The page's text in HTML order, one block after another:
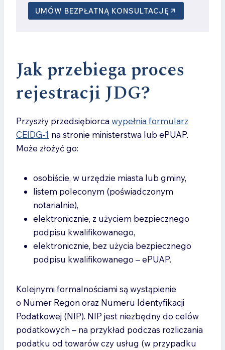
umożliwiając Ci skoncentrowanie się
na rozwoju Twojego biznesu.
i Finansów – Skontaktuj się
z Nami!
Zachęcamy do bezpłatnej konsultacji,
podczas której omówimy indywidualne
potrzeby Twojej firmy. Z Kancelarią
Destrier zyskasz partnera, który zatroszczy
się zarówno o aspekty prawne, jak
UMÓW BEZPŁATNĄ KONSULTACJĘ
Jak przebiega proces
rejestracji JDG?
Przyszły przedsiębiorcawypełnia formularz
CEIDG-1 na stronie ministerstwa lub ePUAP.
Może złożyć go:
osobiście, w urzędzie miasta lub gminy,
listem poleconym (poświadczonym
notarialnie),
elektronicznie, z użyciem bezpiecznego
podpisu kwalifikowanego,
elektronicznie, bez użycia bezpiecznego
podpisu kwalifikowanego – ePUAP.
Kolejnymi formalnościami są wystąpienie
o Numer Regon oraz Numeru Identyfikacji
Podatkowej (NIP). NIP jest niezbędny do celów
podatkowych – na przykład podczas rozliczania
podatku od towarów czy usług (w przypadku